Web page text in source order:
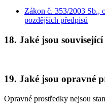
Zákon č. 353/2003 Sb.,
pozdějších předpisů
18. Jaké jsou
19. Jaké jsou opravné
Opravné prostředky nejsou